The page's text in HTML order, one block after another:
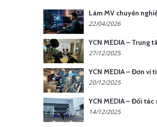
22/04/2026
27/12/2025
20/12/2025
14/12/2025